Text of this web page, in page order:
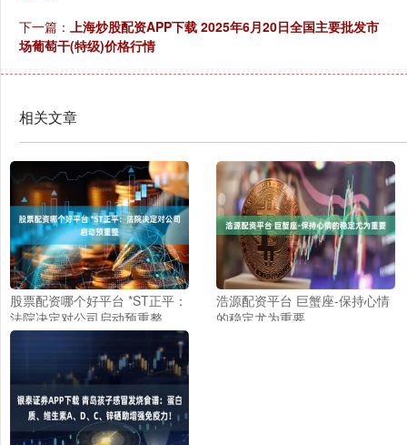
下一篇： 上海炒股配资APP下载 2025年6月20日全国主要批发市
场葡萄干(特级)价格行情
相关文章
股票配资哪个好平台 *ST正平：
法院决定对公司启动预重整
浩源配资平台 巨蟹座-保持心情
的稳定尤为重要